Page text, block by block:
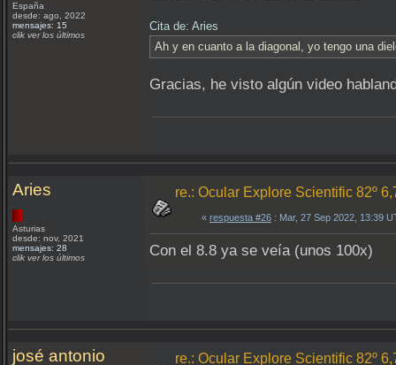
España
desde: ago, 2022
mensajes: 15
clik ver los últimos
Cita de: Aries
Ah y en cuanto a la diagonal, yo tengo una
Gracias, he visto algún video
Aries
Asturias
desde: nov, 2021
mensajes: 28
clik ver los últimos
re.: Ocular Explore Scientific 82º
« respuesta #26 : Mar, 27 Sep 2022, 13:39
Con el 8.8 ya se veía (unos 100x)
josé antonio re.: Ocular Explore Scientific 82º